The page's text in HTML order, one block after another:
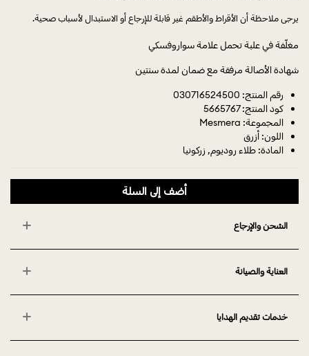
يرجى ملاحظة أن الأقراط والأطقم غير قابلة للإرجاع أو الاستبدال لأسباب صحية.
مغلّفة في علبة تحمل علامة سواروفسكي
شهادة الأصالة مرفقة مع ضمان لمدة سنتين
رقم المنتج: 030716524500
كود المنتج: 5665767
المجموعة: Mesmera
اللون: أزرق
المادة: طلاء روديوم, زركونيا
أضف إلى السلة
الشحن والإرجاع
العناية والصيانة
خدمات تقديم الهدايا